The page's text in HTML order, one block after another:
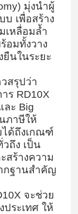
มุ่งนำผู้
เพื่อสร้าง
เหลื่อมล้ำ
อมทั้งวาง
นในระยะ
สรุปว่า
ร RD10X
ละ Big
ภาษีให้
ได้ถึงเกณฑ์
ถึง เป็น
สร้างความ
กฐานสำคัญ
จะช่วย
ระเทศ ให้